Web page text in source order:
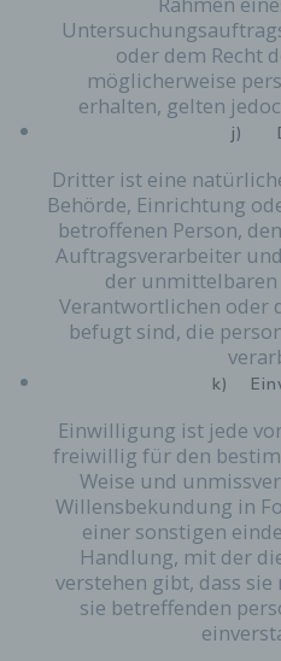
oder dem Recht
möglicherweise
erhalten, gelten
j)
Dritter ist eine
Behörde, Einrichtung
betroffenen Person,
Auftragsverarbeiter
der
Verantwortlichen oder
befugt sind, die
k)
Einwilligung ist jede
freiwillig für den
Weise und
Willensbekundung in
einer sonstigen
Handlung, mit der
verstehen gibt, dass
sie betreffenden